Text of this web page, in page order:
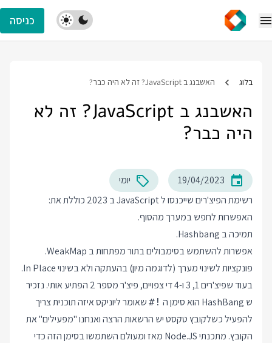
כניסה
בלוג האשבנג ב JavaScript? זה לא היה כבר?
האשבנג ב JavaScript? זה לא
היה כבר?
19/04/2023
יומי
רשימת הפיצ'רים שייכנסו ל JavaScript ב 2023 כוללת את:
האפשרות לחפש במערך מהסוף.
תמיכה ב Hashbang.
אפשרות להשתמש בסימבולים בתור מפתחות ב WeakMap.
פונקציות לשינוי מערך (לדוגמה מיון) בהעתקה ולא בשינוי In Place.
בעוד שפיצ'רים 1, 3 ו-4 די צפויים, פיצ'ר מספר 2 הפתיע אותי. נזכיר
ש HashBang הוא סימן ה
#! שאומר ליוניקס איזה תוכנית צריך
להפעיל כשלקובץ טקסט יש הרשאות הרצה ואנחנו "מפעילים" את
הקובץ. מתכנתי Node.JS מאז ומעולם השתמשו בסימן הזה כדי